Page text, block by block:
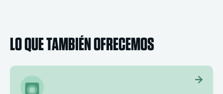
LO QUE TAMBIÉN OFRECEMOS